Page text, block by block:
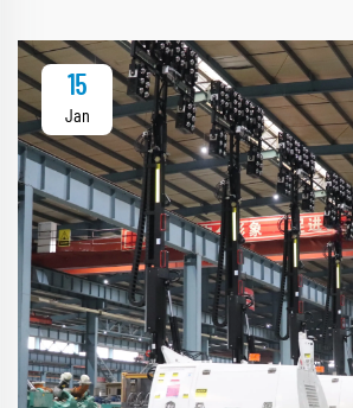
15
Jan